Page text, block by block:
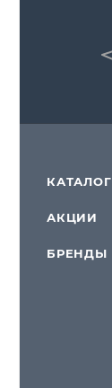
КАТАЛОГ
АКЦИИ
БРЕНДЫ